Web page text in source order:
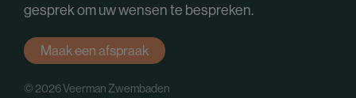
gesprek om uw wensen te bespreken.
Maak een afspraak
© 2026 Veerman Zwembaden